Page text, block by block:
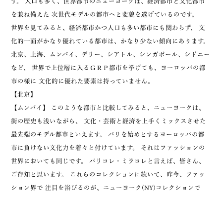
を兼ね備えた 次世代モデルの都市へと変貌を遂げているのです。
世界を見てみると、経済都市かつ人口も多い都市にも関わらず、 文
化的一面がかなり優れている都市は、かなり少ない傾向にあります。
北京、上海、ムンバイ、デリー、シアトル、シンガポール、シドニー
など、 世界で上位層に入るＧＲＰ都市を挙げても、ヨーロッパの都
市の様に 文化的に優れた要素は持っていません。
【北京】
【ムンバイ】 このような都市と比較してみると、ニューヨークは、
街の歴史も浅いながら、 文化・芸術と経済を上手くミックスさせた
最先端のモデル都市といえます。 パリを始めとするヨーロッパの都
市に負けない文化力を着々と付けています。 それはファッションの
世界においても同じです。 パリコレ・ミラコレと言えば、皆さん、
ご存知と思います。 これらのコレクションに続いて、昨今、ファッ
ション界で 注目を浴びるのが、ニューヨーク(NY)コレクションで